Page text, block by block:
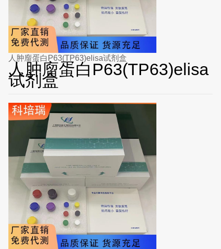
人肿廇蛋白P63(TP63)elisa试剂盒
人肿廇蛋白P63(TP63)elisa
试剂盒